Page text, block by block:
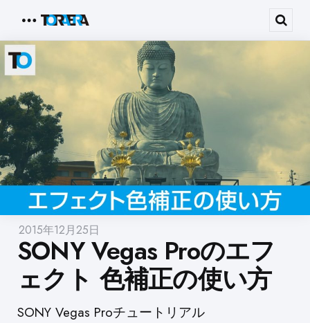
Menu
2015年12月25日
SONY Vegas Proのエフ
ェクト 色補正の使い方
SONY Vegas Proチュートリアル